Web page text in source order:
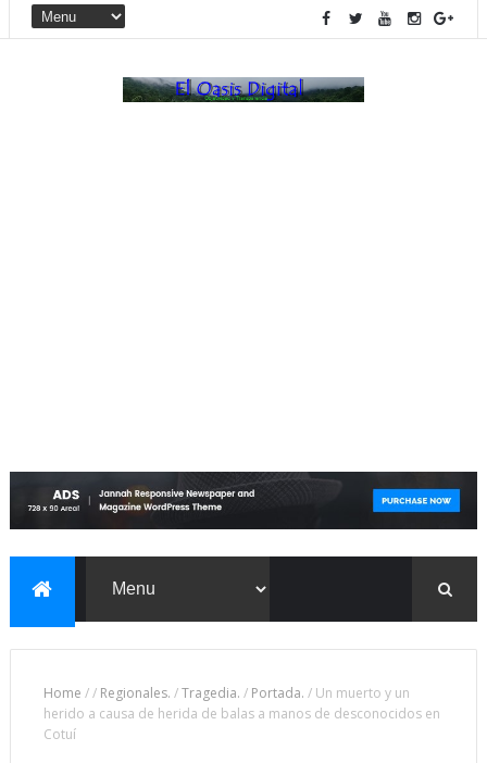
Home // Regionales. /Tragedia. / Portada. / Un muerto y un
herido a causa de herida de balas a manos de desconocidos en
Cotuí